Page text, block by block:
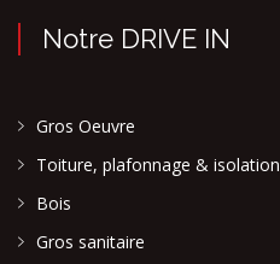
Notre DRIVE IN
Gros Oeuvre
Toiture, plafonnage & isolation
Bois
Gros sanitaire